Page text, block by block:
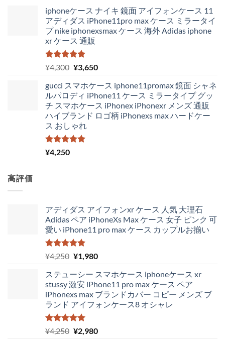
iphoneケース ナイキ 鏡面 アイフォンケース 11
アディダス iPhone11pro max ケース ミラータイ
プ nike iphonexsmax ケース 海外 Adidas iphone
xr ケース 通販
5段階中
5.00
の評価
¥4,300 元
価
格
は
¥4,300
で
し
¥3,650現
の
価
格
は
gucci スマホケース iphone11promax 鏡面 シャネ
ルパロディ iPhone11 ケース ミラータイプ グッ
チ スマホケース iPhonex iPhonexr メンズ 通販
ハイブランド ロゴ柄 iPhonexs max ハードケー
ス おしゃれ
5段階中
5.00
¥4,250
高評価
アディダス アイフォンxr ケース 人気 大理石
Adidas ペア iPhoneXs Max ケース 女子 ピンク 可
愛い iPhone11 pro max ケース カップルお揃い
5段階中
5.00
の評価
¥4,250 元
価
格
は
¥4,250
で
し
¥1,980現
の
価
格
は
で
ステューシー スマホケース iphoneケース xr
stussy 激安 iPhone11 pro max ケース ペア
iPhonexs max ブランドカバー コピー メンズ ブ
ランド アイフォンケース8 オシャレ
5段階中
5.00
の評価
¥4,250 元
¥2,980現